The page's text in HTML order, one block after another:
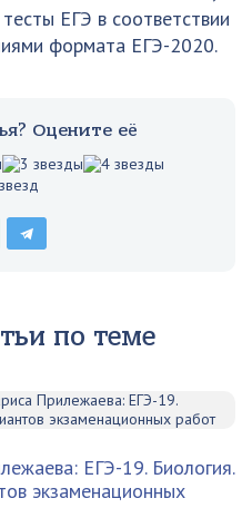
ЕГЭ в соответствии
формата ЕГЭ-2020.
Оцените её
по теме
ЕГЭ-19. Биология.
экзаменационных